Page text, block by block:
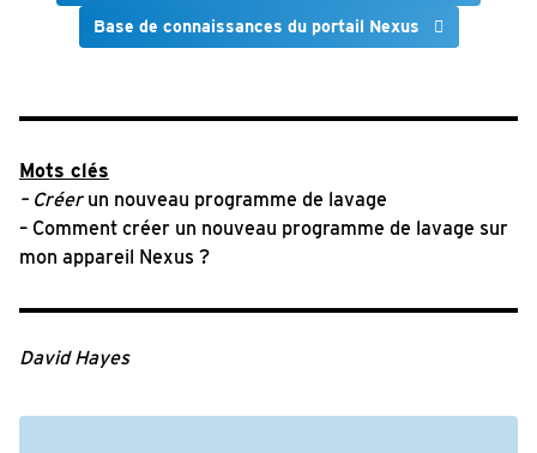
Base de connaissances du portail Nexus
Mots clés
– Créer un nouveau programme de lavage
– Comment créer un nouveau programme de lavage sur
mon appareil Nexus ?
David Hayes